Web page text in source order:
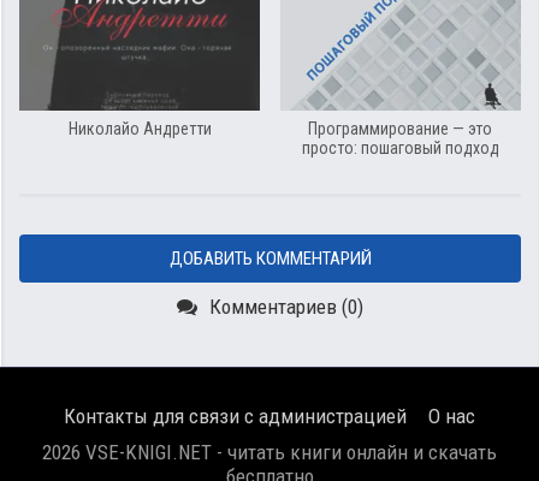
Николайо Андретти
Программирование — это
просто: пошаговый подход
ДОБАВИТЬ КОММЕНТАРИЙ
Комментариев (0)
Контакты для связи с администрацией
О нас
2026 VSE-KNIGI.NET - читать книги онлайн и скачать